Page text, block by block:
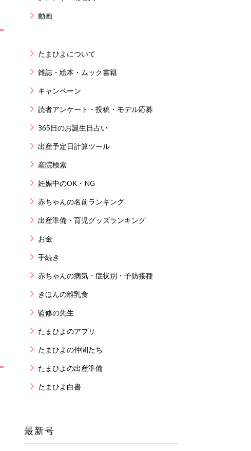
動画
たまひよについて
雑誌・絵本・ムック書籍
キャンペーン
読者アンケート・投稿・モデル応募
365日のお誕生日占い
出産予定日計算ツール
産院検索
妊娠中のOK・NG
赤ちゃんの名前ランキング
出産準備・育児グッズランキング
お金
手続き
赤ちゃんの病気・症状別・予防接種
きほんの離乳食
監修の先生
たまひよのアプリ
たまひよの仲間たち
たまひよの出産準備
たまひよ白書
最新号